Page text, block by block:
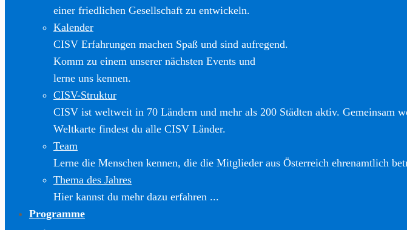
einer friedlichen Gesellschaft zu entwickeln.
Kalender
CISV Erfahrungen machen Spaß und sind aufregend.
Komm zu einem unserer nächsten Events und
lerne uns kennen.
CISV-Struktur
CISV ist weltweit in 70 Ländern und mehr als 200 Städten aktiv.
Weltkarte findest du alle CISV Länder.
Team
Lerne die Menschen kennen, die die Mitglieder aus Österreich ehrenamtlich
Thema des Jahres
Hier kannst du mehr dazu erfahren ...
Programme